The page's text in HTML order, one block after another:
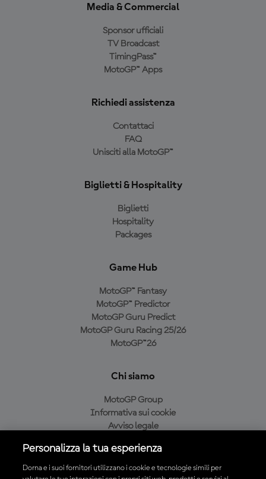
Media & Commercial
Sponsor ufficiali
TV Broadcast
TimingPass™
MotoGP™ Apps
Richiedi assistenza
Contattaci
FAQ
Unisciti alla MotoGP™
Biglietti & Hospitality
Biglietti
Hospitality
Packages
Game Hub
MotoGP™ Fantasy
MotoGP™ Predictor
MotoGP Guru Predict
MotoGP Guru Racing 25/26
MotoGP™26
Chi siamo
MotoGP Group
Informativa sui cookie
Avviso legale
Condizioni di acquisto
Personalizza la tua esperienza
Dorna e i suoi fornitori utilizzano i cookie e tecnologie simili per